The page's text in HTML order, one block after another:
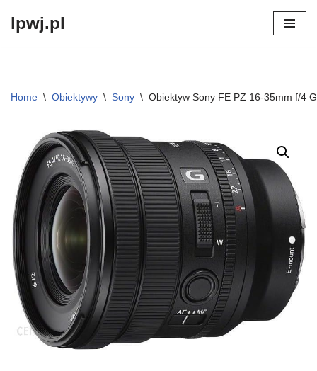
lpwj.pl
Home \ Obiektywy \ Sony \ Obiektyw Sony FE PZ 16-35mm f/4